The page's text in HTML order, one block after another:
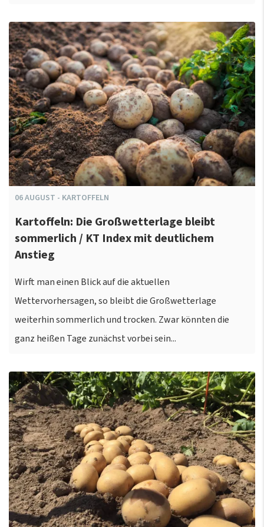
06AUGUST - KARTOFFELN
Kartoffeln: Die Großwetterlage bleibt
sommerlich / KT Index mit deutlichem
Anstieg
Wirft man einen Blick auf die aktuellen
Wettervorhersagen, so bleibt die Großwetterlage
weiterhin sommerlich und trocken. Zwar könnten die
ganz heißen Tage zunächst vorbei sein...